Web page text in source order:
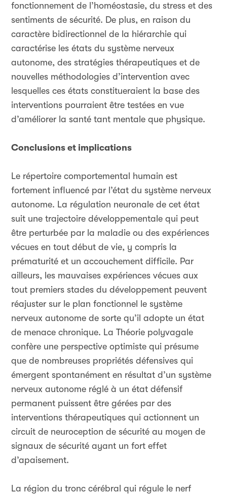
fonctionnement de l’homéostasie, du stress et des
sentiments de sécurité. De plus, en raison du
caractère bidirectionnel de la hiérarchie qui
caractérise les états du système nerveux
autonome, des stratégies thérapeutiques et de
nouvelles méthodologies d’intervention avec
lesquelles ces états constitueraient la base des
interventions pourraient être testées en vue
d’améliorer la santé tant mentale que physique.
Conclusions et implications
Le répertoire comportemental humain est
fortement influencé par l’état du système nerveux
autonome. La régulation neuronale de cet état
suit une trajectoire développementale qui peut
être perturbée par la maladie ou des expériences
vécues en tout début de vie, y compris la
prématurité et un accouchement difficile. Par
ailleurs, les mauvaises expériences vécues aux
tout premiers stades du développement peuvent
réajuster sur le plan fonctionnel le système
nerveux autonome de sorte qu’il adopte un état
de menace chronique. La Théorie polyvagale
confère une perspective optimiste qui présume
que de nombreuses propriétés défensives qui
émergent spontanément en résultat d’un système
nerveux autonome réglé à un état défensif
permanent puissent être gérées par des
interventions thérapeutiques qui actionnent un
circuit de neuroception de sécurité au moyen de
signaux de sécurité ayant un fort effet
d’apaisement.
La région du tronc cérébral qui régule le nerf